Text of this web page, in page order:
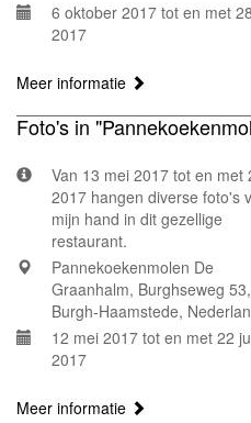
6 oktober 2017 tot en met
2017
Meer informatie
Foto's in
Van 13 mei 2017 tot en met
2017 hangen diverse foto's
mijn hand in dit gezellige
restaurant.
Pannekoekenmolen De
Graanhalm, Burghseweg 53,
Burgh-Haamstede,
12 mei 2017 tot en met 22
2017
Meer informatie